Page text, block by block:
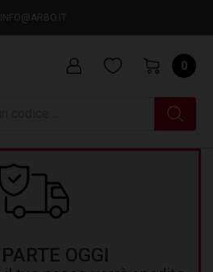
INFO@ARBO.IT
0
OGGI